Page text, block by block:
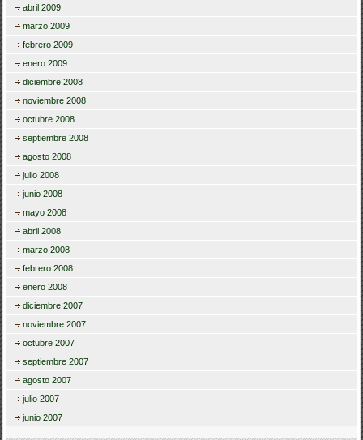
abril 2009
marzo 2009
febrero 2009
enero 2009
diciembre 2008
noviembre 2008
octubre 2008
septiembre 2008
agosto 2008
julio 2008
junio 2008
mayo 2008
abril 2008
marzo 2008
febrero 2008
enero 2008
diciembre 2007
noviembre 2007
octubre 2007
septiembre 2007
agosto 2007
julio 2007
junio 2007